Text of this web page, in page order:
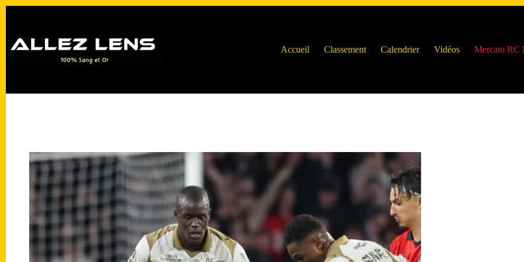
Accueil
Classement Calendrier Vidéos Mercato RC